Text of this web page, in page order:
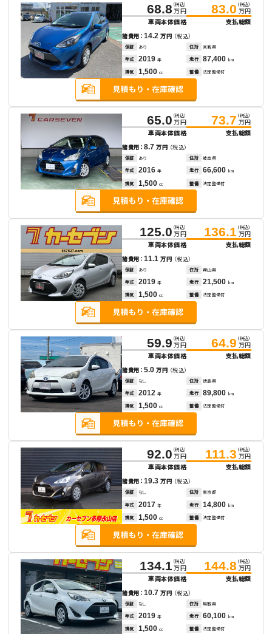
68.8 （税込）
万円
車両本体価格
83.0 （税込）
万円
支払総額
諸費用：14.2万円 （税込）
保証 あり 住所 宮城県
年式 2019 年 走行 87,400 km
排気 1,500 cc 整備 法定整備付
65.0 （税込）
万円
車両本体価格
73.7 （税込）
万円
支払総額
諸費用：8.7万円 （税込）
保証 あり 住所 岐阜県
年式 2016 年 走行 66,600 km
排気 1,500 cc 整備 法定整備付
125.0 （税込）
万円
車両本体価格
136.1 （税込）
万円
支払総額
諸費用：11.1万円 （税込）
保証 あり 住所 岡山県
年式 2019 年 走行 21,500 km
排気 1,500 cc 整備 法定整備付
59.9 （税込）
万円
車両本体価格
64.9 （税込）
万円
支払総額
諸費用：5.0万円 （税込）
保証 なし 住所 徳島県
年式 2012 年 走行 89,800 km
排気 1,500 cc 整備 法定整備付
92.0 （税込）
万円
車両本体価格
111.3 （税込）
万円
支払総額
諸費用：19.3万円 （税込）
保証 なし 住所 東京都
年式 2017 年 走行 14,800 km
排気 1,500 cc 整備 法定整備付
134.1 （税込）
万円
車両本体価格
144.8 （税込）
万円
支払総額
諸費用：10.7万円 （税込）
保証 なし 住所 鳥取県
年式 2019 年 走行 60,100 km
排気 1,500 cc 整備 法定整備付